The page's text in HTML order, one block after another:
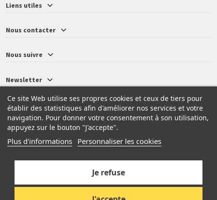
Liens utiles
Nous contacter
Ce site Web utilise ses propres cookies et ceux de tiers pour
établir des statistiques afin d'améliorer nos services et votre
navigation. Pour donner votre consentement à son utilisation,
appuyez sur le bouton "J'accepte".
Plus d'informations Personnaliser les cookies
Je refuse
Nous suivre
Newsletter
© 2026 - Neressy